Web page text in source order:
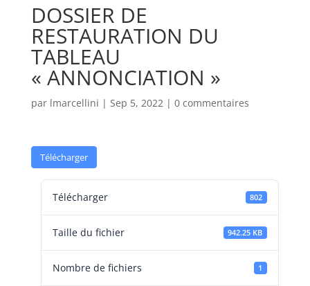
DOSSIER DE
RESTAURATION DU
TABLEAU
« ANNONCIATION »
par lmarcellini | Sep 5, 2022| 0 commentaires
Télécharger
Télécharger 802
Taille du fichier 942.25 KB
Nombre de fichiers 1